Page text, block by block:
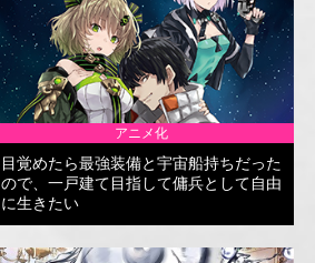
アニメ化
目覚めたら最強装備と宇宙船持ちだった
ので、一戸建て目指して傭兵として自由
に生きたい